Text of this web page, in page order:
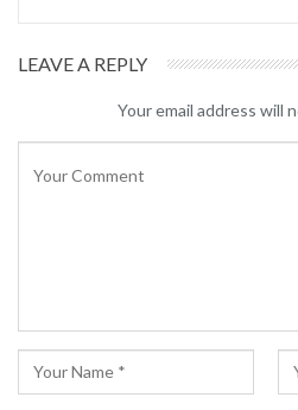
LEAVE A REPLY
Your email address will